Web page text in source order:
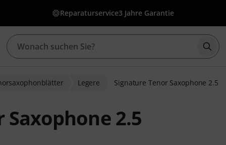
Reparaturservice3 Jahre Garantie
Legere Signature Tenor Saxophone 2.5
Saxophone 2.5